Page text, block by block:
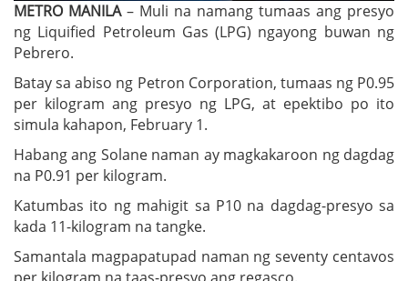
METRO MANILA– Muli na namang tumaas ang presyo
ng Liquified Petroleum Gas (LPG) ngayong buwan ng
Pebrero.
Batay sa abiso ng Petron Corporation, tumaas ng P0.95
per kilogram ang presyo ng LPG, at epektibo po ito
simula kahapon, February 1.
Habang ang Solane naman ay magkakaroon ng dagdag
na P0.91 per kilogram.
Katumbas ito ng mahigit sa P10 na dagdag-presyo sa
kada 11-kilogram na tangke.
Samantala magpapatupad naman ng seventy centavos